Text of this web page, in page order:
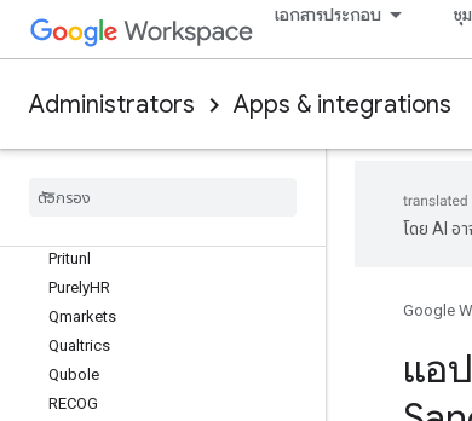
เอกสารประกอบ ชุ
Administrators Apps & integrations
Omnissa
Oomnitza
Panorama9
Pipedrive
Pritunl
PurelyHR
Qmarkets
Qualtrics
Qubole
RECOG
โดย AI อ
Google
แอ